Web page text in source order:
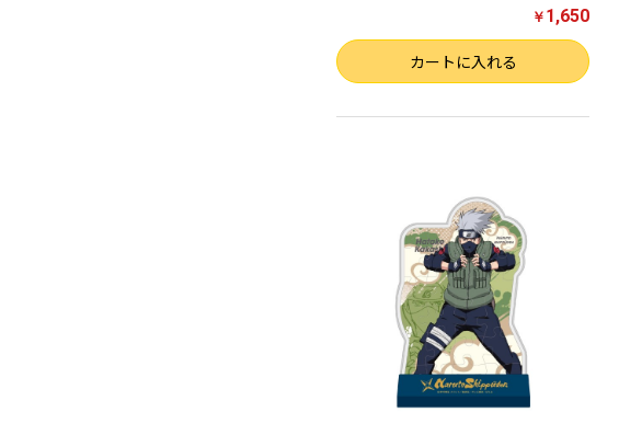
￥ 1,650
数量 カートに入れる